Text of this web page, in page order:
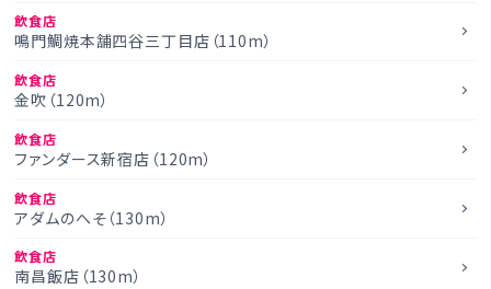
飲食店
鳴門鯛焼本舗四谷三丁目店（110m）
飲食店
金吹（120m）
飲食店
ファンダース新宿店（120m）
飲食店
アダムのへそ（130m）
飲食店
南昌飯店（130m）